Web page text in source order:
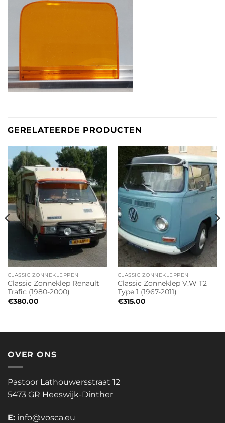
GERELATEERDE PRODUCTEN
CLASSIC ZONNEKLEPPEN
Classic Zonneklep Renault
Trafic (1980-2000)
€380.00
CLASSIC ZONNEKLEPPEN
Classic Zonneklep V.W T2
Type 1 (1967-2011)
€315.00
OVER ONS
Pastoor Lathouwersstraat 12
5473 GR Heeswijk-Dinther
E: info@vosca.eu